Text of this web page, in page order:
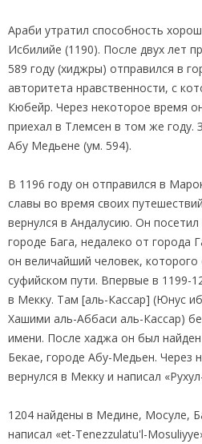
Араби утратил способность
Исбилийе (1190). После двух лет
589 году (хиджры) отправился в
авторитета нравственности, с
Кюбейр. Через некоторое время
приехал в Тлемсен в том же году.
Абу Медьене (ум. 594).
В 1196 году он отправился в
славы во время своих
вернулся в Андалусию. Он
городе Бага, недалеко от города
он величайший человек, которого
суфийском пути. Впервые в 1199-
в Мекку. Там [аль-Кассар] (Юнус
Хашими аль-Аббаси аль-Кассар)
имени. После хаджа он был
Бекае, городе Абу-Медьен. Через
вернулся в Мекку и написал
1204 найдены в Медине, Мосуле,
написал «et-Tenezzulatu'l-